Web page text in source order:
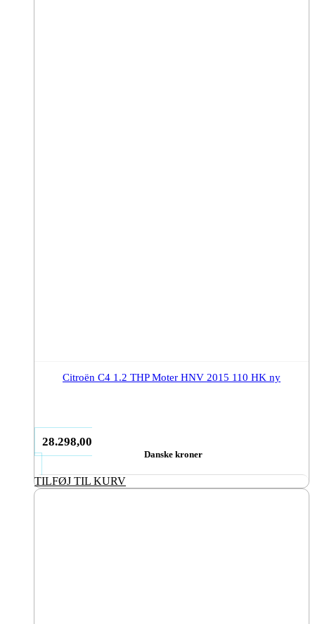
Citroën C4 1.2 THP Moter HNV 2015 110 HK ny
28.298,00
Danske kroner
TILFØJ TIL KURV